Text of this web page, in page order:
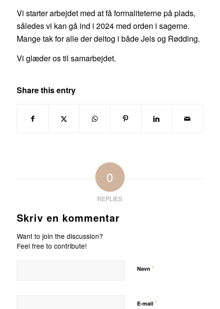
Vi starter arbejdet med at få formaliteterne på plads,
således vi kan gå ind i 2024 med orden i sagerne.
Mange tak for alle der deltog i både Jels og Rødding.
Vi glæder os til samarbejdet.
Share this entry
0
REPLIES
Skriv en kommentar
Want to join the discussion?
Feel free to contribute!
Navn *
E-mail *